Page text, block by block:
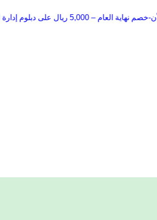
خصم نهاية العام – 5,000 ريال على دبلوم إدارة السلامة-سجل الأن